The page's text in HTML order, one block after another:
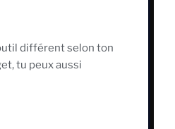
différent selon ton
tu peux aussi